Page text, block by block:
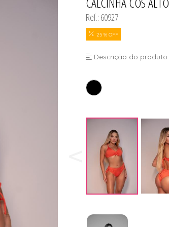
Ref.: 60927
25 % OFF
Descrição do produto